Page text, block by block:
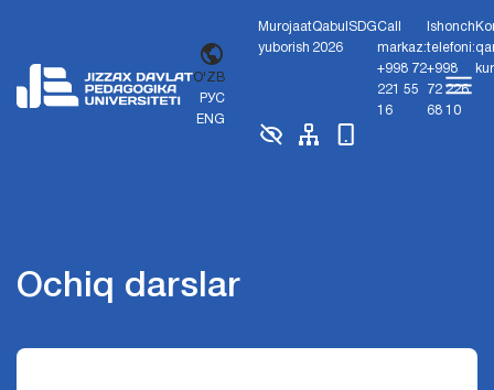
O'ZB
РУС
ENG
Murojaat
yuborish
Qabul
2026
SDGCall
markaz:
+998 72
221 55
16
Ishonch
telefoni:
+998
72 226
68 10
Ochiq darslar